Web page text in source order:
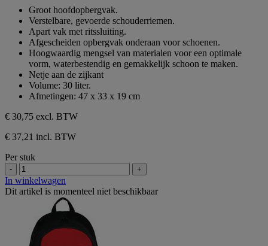
sterren.
Groot hoofdopbergvak.
Verstelbare, gevoerde schouderriemen.
Apart vak met ritssluiting.
Afgescheiden opbergvak onderaan voor schoenen.
Hoogwaardig mengsel van materialen voor een optimale
vorm, waterbestendig en gemakkelijk schoon te maken.
Netje aan de zijkant
Volume: 30 liter.
Afmetingen: 47 x 33 x 19 cm
€ 30,75 excl. BTW
€ 37,21 incl. BTW
Per stuk
- +
In winkelwagen
Dit artikel is momenteel niet beschikbaar